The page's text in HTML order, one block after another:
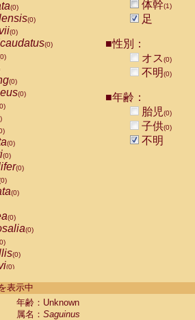
(0)
(0)
(0)
(0)
(0)
(0)
(0)
(0)
(0)
(0)
(0)
(0)
(0)
(0)
(0)
(0)
体幹(1)
足
■性別：
オス(0)
不明(0)
■年齢：
胎児(0)
子供(0)
不明
表示中
年齢：Unknown
属名： Saguinus